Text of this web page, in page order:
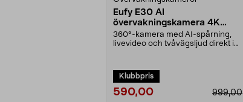
Eufy E30 AI
övervakningskamera 4K
inomhus
360°-kamera med AI-spårning,
livevideo och tvåvägsljud direkt i
Klubbpris
590,00 999,00